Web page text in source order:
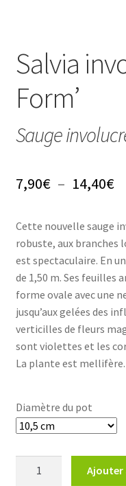
L’emballage
Avis
Avis GOOGLE
Salvia
Form’
Sauge
7,90€ – 14,40€
à
Cette nouvelle sauge
robuste, aux branches
est spectaculaire. En
de 1,50 m. Ses feuilles
forme ovale avec une
jusqu’aux gelées des
verticilles de fleurs
sont violettes et les
La plante est mellifère.
Diamètre du pot
Ajouter